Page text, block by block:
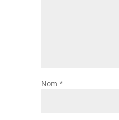
Nom *